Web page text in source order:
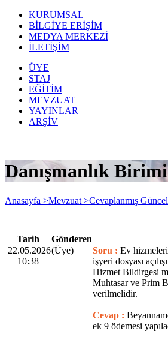
KURUMSAL
BİLGİYE ERİŞİM
MEDYA MERKEZİ
İLETİŞİM
ÜYE
STAJ
EĞİTİM
MEVZUAT
YAYINLAR
ARŞİV
Danışmanlık Birimi
Anasayfa >Mevzuat >Cevaplanmış
Tarih
Gönderen
22.05.2026
10:38
(Üye) Soru : Ev
işyeri dosyası
Hizmet Bildirgesi
Muhtasar ve Prim
verilmelidir.
Cevap :
ek 9 ödemesi